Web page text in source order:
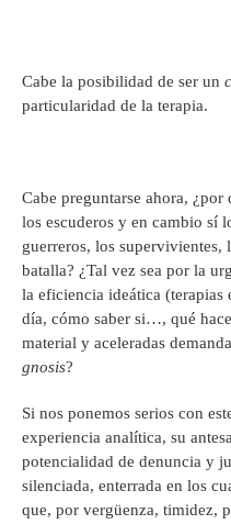
Cabe la posibilidad de ser un
particularidad de la terapia.
Cabe preguntarse ahora,
los escuderos y en cambio sí
guerreros, los supervivientes,
batalla? ¿Tal vez sea por la
la eficiencia ideática (terapias
día, cómo saber si…, qué
material y aceleradas
gnosis?
Si nos ponemos serios con
experiencia analítica, su
potencialidad de denuncia y
silenciada, enterrada en los
que, por vergüenza, timidez,